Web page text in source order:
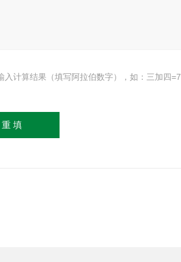
入计算结果（填写阿拉伯数字），如：三加四=7